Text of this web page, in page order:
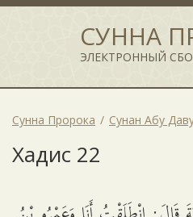
СУННА
ЭЛЕКТРОННЫЙ
Сунна Пророка Сунан Абу
Хадис 22